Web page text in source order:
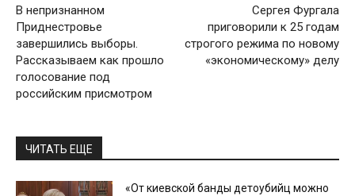
В непризнанном
Приднестровье
завершились выборы.
Рассказываем как прошло
голосование под
российским присмотром
Сергея Фургала
приговорили к 25 годам
строгого режима по новому
«экономическому» делу
ЧИТАТЬ ЕЩЕ
«От киевской банды детоубийц можно